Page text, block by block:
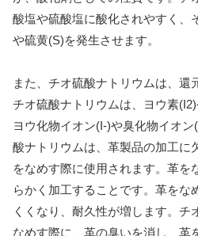
酸塩や硫酸塩に酸化されやすく、
や硫黄(S)を発生させます。
また、チオ硫酸ナトリウムは、還
チオ硫酸ナトリウムは、ヨウ素
ヨウ化物イオン(I-)や臭化物イオ
酸ナトリウムは、革製品の加工に
をなめす際に使用されます。革を
らかく加工することです。革をな
くくなり、耐久性が増します。チ
なめす際に、革の臭いを消し、革